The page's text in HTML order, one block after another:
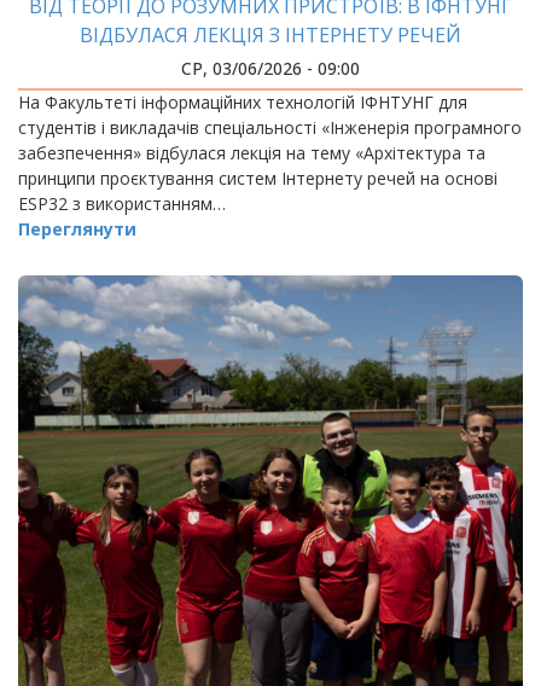
ВІД ТЕОРІЇ ДО РОЗУМНИХ ПРИСТРОЇВ: В ІФНТУНГ
ВІДБУЛАСЯ ЛЕКЦІЯ З ІНТЕРНЕТУ РЕЧЕЙ
СР, 03/06/2026 - 09:00
На Факультеті інформаційних технологій ІФНТУНГ для
студентів і викладачів спеціальності «Інженерія програмного
забезпечення» відбулася лекція на тему «Архітектура та
принципи проєктування систем Інтернету речей на основі
ESP32 з використанням…
Переглянути